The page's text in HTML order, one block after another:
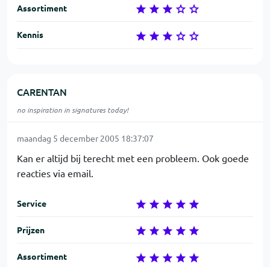
Assortiment
Kennis
CARENTAN
no inspiration in signatures today!
maandag 5 december 2005 18:37:07
Kan er altijd bij terecht met een probleem. Ook goede
reacties via email.
Service
Prijzen
Assortiment